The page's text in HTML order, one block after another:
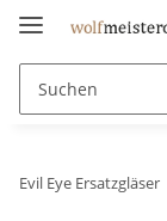
Evil Eye Ersatzgläser